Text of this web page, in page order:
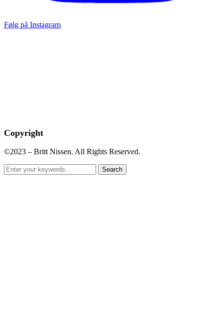
Følg på Instagram
Copyright
©2023 – Britt Nissen. All Rights Reserved.